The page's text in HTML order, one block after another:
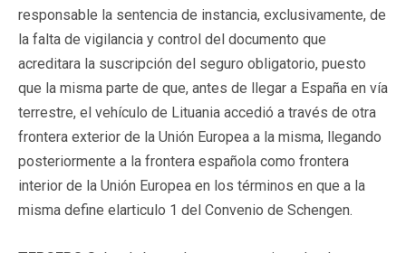
responsable la sentencia de instancia, exclusivamente, de
la falta de vigilancia y control del documento que
acreditara la suscripción del seguro obligatorio, puesto
que la misma parte de que, antes de llegar a España en vía
terrestre, el vehículo de Lituania accedió a través de otra
frontera exterior de la Unión Europea a la misma, llegando
posteriormente a la frontera española como frontera
interior de la Unión Europea en los términos en que a la
misma define elarticulo 1 del Convenio de Schengen.